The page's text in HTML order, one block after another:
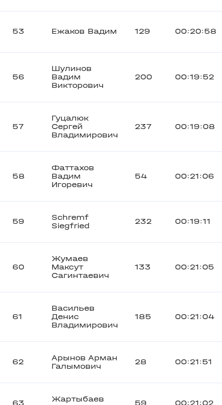
53 Ежаков Вадим 129 00:20:58
56
Шулинов
Вадим
Викторович
200 00:19:52
57
Гуцалюк
Сергей
Владимирович
237 00:19:08
58
Фаттахов
Вадим
Игоревич
54 00:21:06
59
Schremf
Siegfried
232 00:19:11
60
Жумаев
Максут
Сагинтаевич
133 00:21:05
61
Васильев
Денис
Владимирович
185 00:21:04
62
Арынов Арман
Галымович
28 00:21:51
Жартыбаев